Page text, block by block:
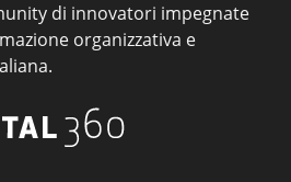
di innovatori impegnate
organizzativa e